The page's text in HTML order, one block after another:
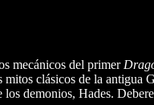
mecánicos del primer
clásicos de la
demonios, Hades.